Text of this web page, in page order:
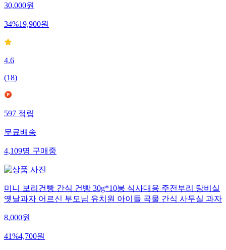
30,000원
34%19,900원
4.6
(18)
597적립
무료배송
4,109명구매중
미니 보리건빵 간식 건빵 30g*10봉 식사대용 주전부리 탕비실
옛날과자 어르신 부모님 유치원 아이들 곡물 간식 사무실 과자
8,000원
41%4,700원